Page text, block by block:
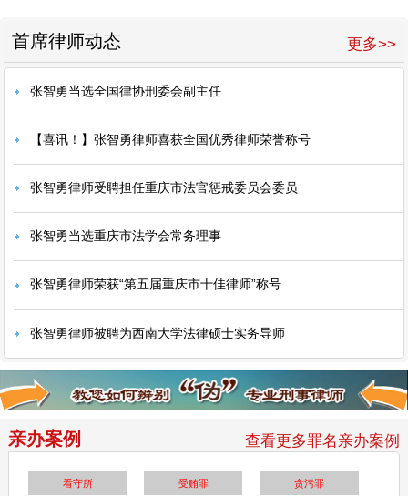
更多>>
首席律师动态
张智勇当选全国律协刑委会副主任
【喜讯！】张智勇律师喜获全国优秀律师荣誉称号
张智勇律师受聘担任重庆市法官惩戒委员会委员
张智勇当选重庆市法学会常务理事
张智勇律师荣获“第五届重庆市十佳律师”称号
张智勇律师被聘为西南大学法律硕士实务导师
亲办案例 查看更多罪名亲办案例
看守所 受贿罪 贪污罪